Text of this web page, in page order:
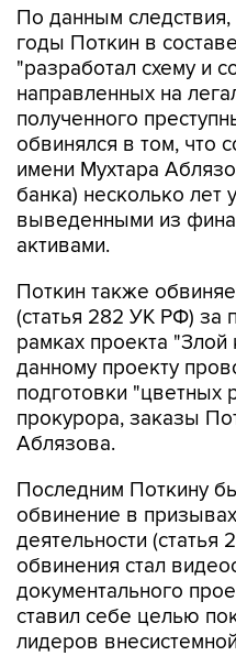
По данным
годы Поткин в
"разработал схему и
направленных на
полученного
обвинялся в том, что
имени Мухтара
банка) несколько лет
выведенными из
активами.
Поткин также
(статья 282 УК РФ) за
рамках проекта "Злой
данному проекту
подготовки
прокурора, заказы
Аблязова.
Последним Поткину
обвинение в
деятельности
обвинения стал
документального
ставил себе целью
лидеров